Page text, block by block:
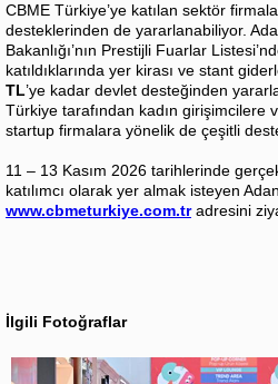
CBME Türkiye’ye katılan sektör
desteklerinden de yararlanabiliyor.
Bakanlığı’nın Prestijli Fuarlar
katıldıklarında yer kirası ve stant
TL’ye kadar devlet desteğinden
Türkiye tarafından kadın girişimcilere
startup firmalara yönelik de çeşitli
11 – 13 Kasım 2026 tarihlerinde
katılımcı olarak yer almak isteyen
www.cbmeturkiye.com.tradresini
İlgili Fotoğraflar